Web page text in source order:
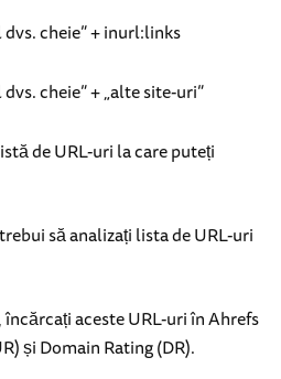
cheie” + inurl:links
cheie” + „alte site-uri”
de URL-uri la care puteți
să analizați lista de URL-uri
aceste URL-uri în Ahrefs
și Domain Rating (DR).